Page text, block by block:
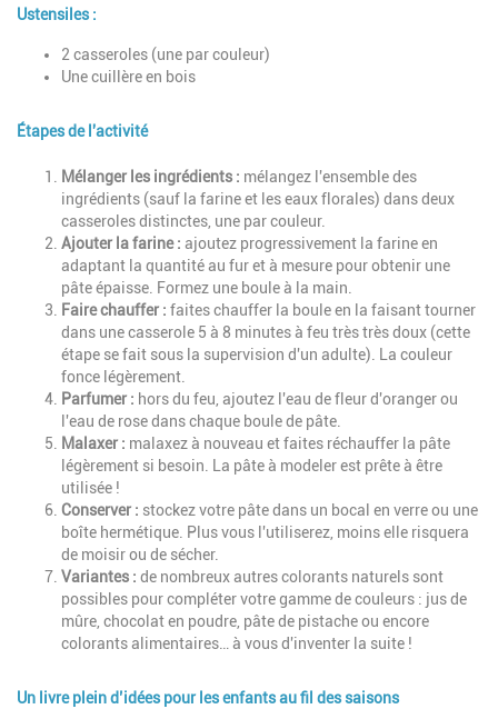
Ustensiles :
2 casseroles (une par couleur)
Une cuillère en bois
Étapes de l'activité
DescriptionMélanger les ingrédients : mélangez l'ensemble des
ingrédients (sauf la farine et les eaux florales) dans deux
casseroles distinctes, une par couleur.
Ajouter la farine : ajoutez progressivement la farine en
adaptant la quantité au fur et à mesure pour obtenir une
pâte épaisse. Formez une boule à la main.
Faire chauffer : faites chauffer la boule en la faisant tourner
dans une casserole 5 à 8 minutes à feu très très doux (cette
étape se fait sous la supervision d'un adulte). La couleur
fonce légèrement.
Parfumer : hors du feu, ajoutez l'eau de fleur d'oranger ou
l'eau de rose dans chaque boule de pâte.
Malaxer : malaxez à nouveau et faites réchauffer la pâte
légèrement si besoin. La pâte à modeler est prête à être
utilisée !
Conserver : stockez votre pâte dans un bocal en verre ou une
boîte hermétique. Plus vous l'utiliserez, moins elle risquera
de moisir ou de sécher.
Variantes : de nombreux autres colorants naturels sont
possibles pour compléter votre gamme de couleurs : jus de
mûre, chocolat en poudre, pâte de pistache ou encore
colorants alimentaires… à vous d'inventer la suite !
Un livre plein d’idées pour les enfants au fil des saisons